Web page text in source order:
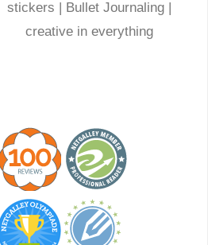
stickers | Bullet Journaling |
creative in everything